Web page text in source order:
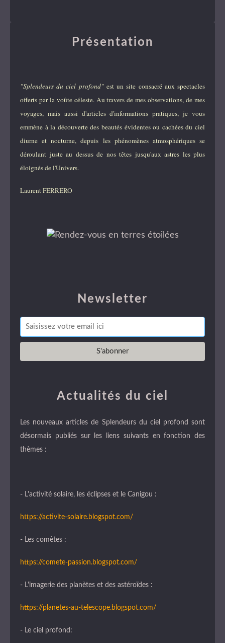
Newsletter
Présentation
"Splendeurs du ciel profond"est un site consacré aux spectacles
offerts par la voûte céleste. Au travers de mes observations, de mes
voyages, mais aussi d'articles d'informations pratiques, je vous
emmène à la découverte des beautés évidentes ou cachées du ciel
diurne et nocturne, depuis les phénomènes atmosphériques se
déroulant juste au dessus de nos têtes jusqu'aux astres les plus
éloignés de l'Univers.
Laurent FERRERO
Actualités du ciel
Les nouveaux articles de Splendeurs du ciel profond sont
désormais publiés sur les liens suivants en fonction des
thèmes :
- L'activité solaire, les éclipses et le Canigou :
https://activite-solaire.blogspot.com/
- Les comètes :
https://comete-passion.blogspot.com/
- L'imagerie des planètes et des astéroïdes :
https://planetes-au-telescope.blogspot.com/
- Le ciel profond: